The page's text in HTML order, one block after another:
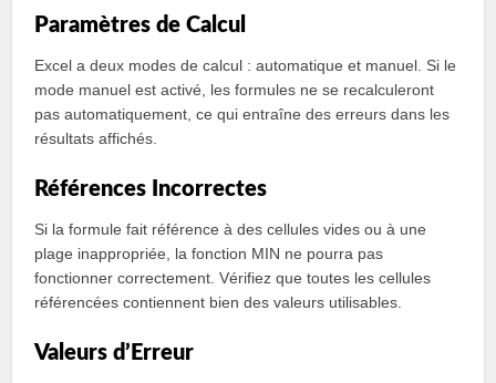
Paramètres de Calcul
Excel a deux modes de calcul : automatique et manuel. Si le
mode manuel est activé, les formules ne se recalculeront
pas automatiquement, ce qui entraîne des erreurs dans les
résultats affichés.
Références Incorrectes
Si la formule fait référence à des cellules vides ou à une
plage inappropriée, la fonction MIN ne pourra pas
fonctionner correctement. Vérifiez que toutes les cellules
référencées contiennent bien des valeurs utilisables.
Valeurs d’Erreur